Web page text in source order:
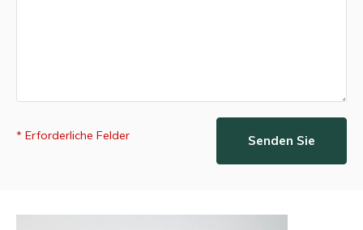
* Erforderliche Felder Senden Sie